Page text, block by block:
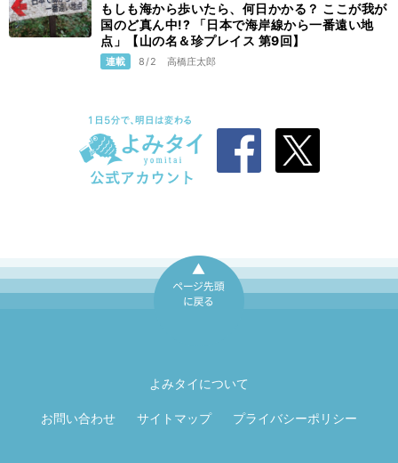
もしも海から歩いたら、何日かかる？ ここが我が
国のど真ん中!? 「日本で海岸線から一番遠い地
点」【山の名＆珍プレイス 第9回】
連載 8/2 高橋庄太郎
よみタイについて
お問い合わせ サイトマップ プライバシーポリシー